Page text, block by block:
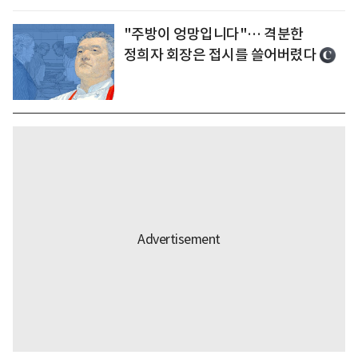
"주방이 엉망입니다"… 격분한
정희자 회장은 접시를 쓸어버렸다